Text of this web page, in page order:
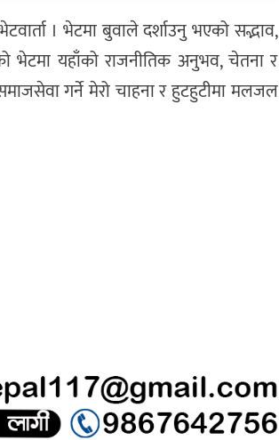
। भेटमा बुवाले दर्शाउनु भएको सद्भाव,
भेटमा यहाँको राजनीतिक अनुभव, चेतना र
गर्ने मेरो चाहना र हुटहुटीमा मलजल